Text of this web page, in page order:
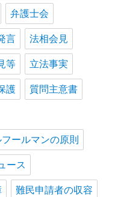
弁護士会
言 法相会見
等 立法事実
護 質問主意書
ールマンの原則
ース
難民申請者の収容